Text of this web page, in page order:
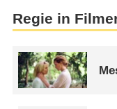
Regie in